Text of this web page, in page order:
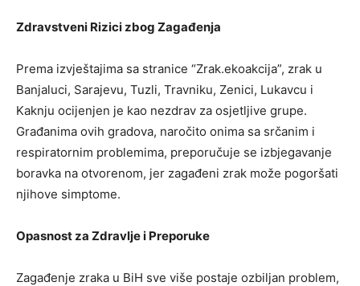
Zdravstveni Rizici zbog Zagađenja
Prema izvještajima sa stranice “Zrak.ekoakcija”, zrak u
Banjaluci, Sarajevu, Tuzli, Travniku, Zenici, Lukavcu i
Kaknju ocijenjen je kao nezdrav za osjetljive grupe.
Građanima ovih gradova, naročito onima sa srčanim i
respiratornim problemima, preporučuje se izbjegavanje
boravka na otvorenom, jer zagađeni zrak može pogoršati
njihove simptome.
Opasnost za Zdravlje i Preporuke
Zagađenje zraka u BiH sve više postaje ozbiljan problem,